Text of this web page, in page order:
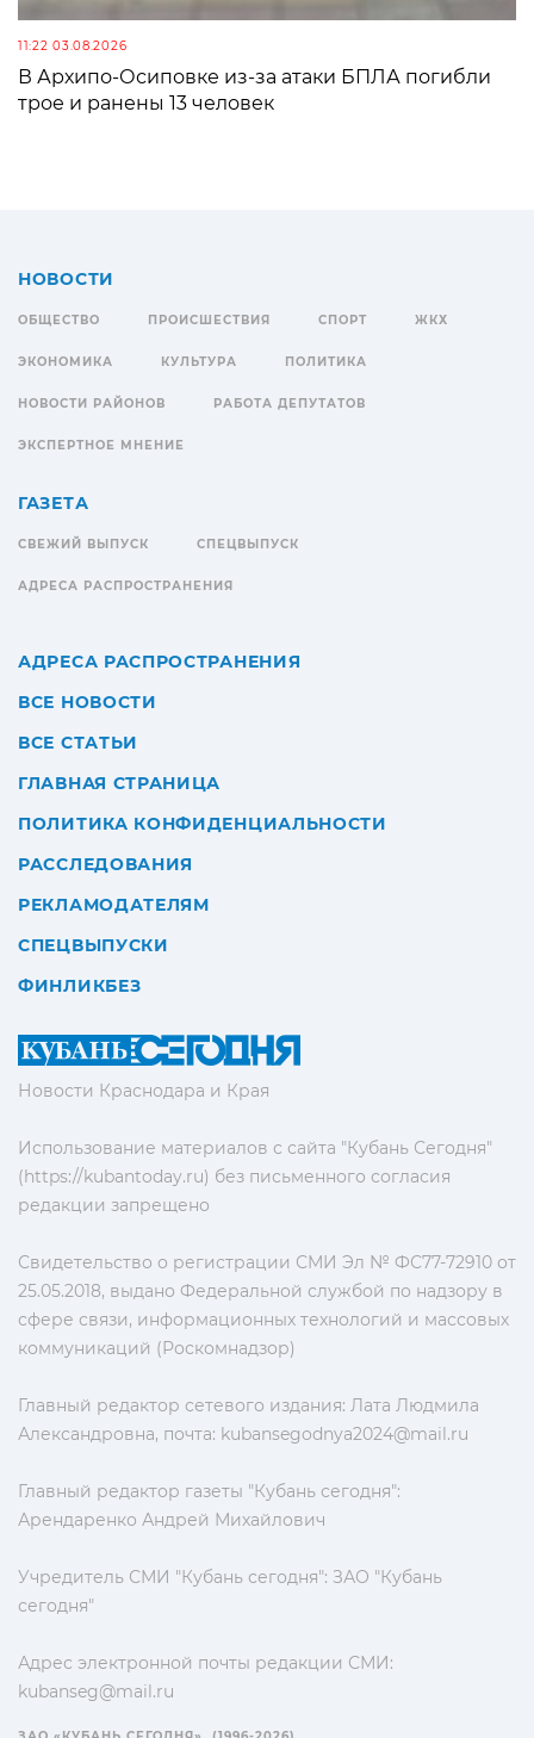
11:22 03.08.2026
В Архипо-Осиповке из-за атаки БПЛА погибли
трое и ранены 13 человек
Новости Краснодара и Края
Использование материалов с сайта "Кубань Сегодня"
(https://kubantoday.ru) без письменного согласия
редакции запрещено
Свидетельство о регистрации СМИ Эл № ФС77-72910 от
25.05.2018, выдано Федеральной службой по надзору в
сфере связи, информационных технологий и массовых
коммуникаций (Роскомнадзор)
Главный редактор сетевого издания: Лата Людмила
Александровна, почта: kubansegodnya2024@mail.ru
Главный редактор газеты "Кубань сегодня":
Арендаренко Андрей Михайлович
Учредитель СМИ "Кубань сегодня": ЗАО "Кубань
сегодня"
Адрес электронной почты редакции СМИ:
kubanseg@mail.ru
НОВОСТИ
ОБЩЕСТВО ПРОИСШЕСТВИЯ СПОРТ ЖКХ
ЭКОНОМИКА КУЛЬТУРА ПОЛИТИКА
НОВОСТИ РАЙОНОВ РАБОТА ДЕПУТАТОВ
ЭКСПЕРТНОЕ МНЕНИЕ
ГАЗЕТА
СВЕЖИЙ ВЫПУСК СПЕЦВЫПУСК
АДРЕСА РАСПРОСТРАНЕНИЯ
АДРЕСА РАСПРОСТРАНЕНИЯ
ВСЕ НОВОСТИ
ВСЕ СТАТЬИ
ГЛАВНАЯ СТРАНИЦА
ПОЛИТИКА КОНФИДЕНЦИАЛЬНОСТИ
РАССЛЕДОВАНИЯ
РЕКЛАМОДАТЕЛЯМ
СПЕЦВЫПУСКИ
ФИНЛИКБЕЗ